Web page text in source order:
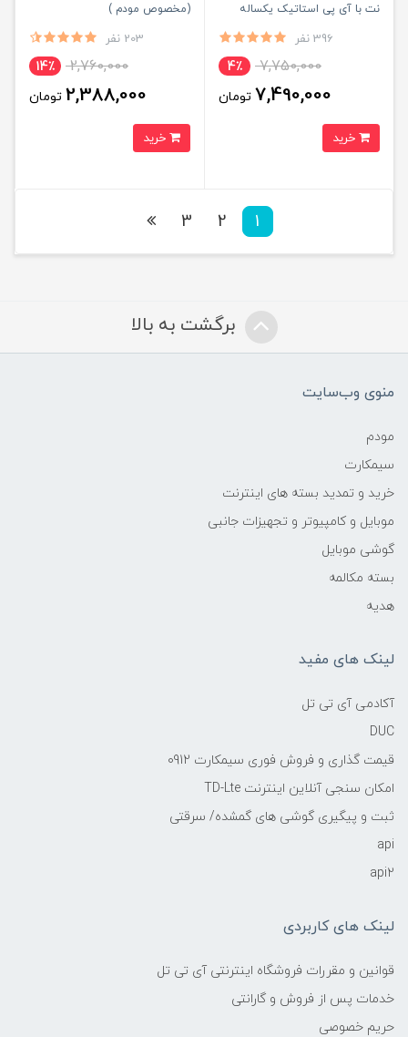
نت با آی پی استاتیک یکساله
(مخصوص مودم)
396 نفر
7,750,000 4٪
7,490,000 تومان
(مخصوص مودم )
203 نفر
2,760,000 14٪
2,388,000 تومان
1
2
3
برگشت به بالا
منوی وب‌سایت
مودم
سیمکارت
خرید و تمدید بسته های اینترنت
موبایل و کامپیوتر و تجهیزات جانبی
گوشی موبایل
بسته مکالمه
هدیه
لینک های مفید
آکادمی آی تی تل
DUC
قیمت گذاری و فروش فوری سیمکارت 0912
امکان سنجی آنلاین اینترنت TD-Lte
ثبت و پیگیری گوشی های گمشده/ سرقتی
api
api2
لینک های کاربردی
قوانین و مقررات فروشگاه اینترنتی آی تی تل
خدمات پس از فروش و گارانتی
حریم خصوصی